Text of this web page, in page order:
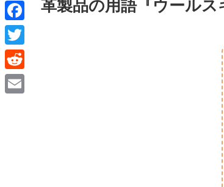
革製品の用語『ウールス
L
i
n
e
F
a
c
e
T
w
i
R